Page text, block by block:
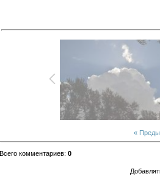
«
Всего комментариев: 0